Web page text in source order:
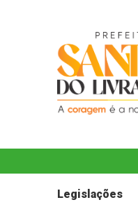
Legislações